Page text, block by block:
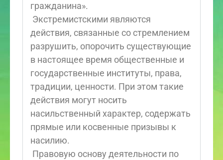
гражданина».
Экстремистскими являются
действия, связанные со стремлением
разрушить, опорочить существующие
в настоящее время общественные и
государственные институты, права,
традиции, ценности. При этом такие
действия могут носить
насильственный характер, содержать
прямые или косвенные призывы к
насилию.
Правовую основу деятельности по